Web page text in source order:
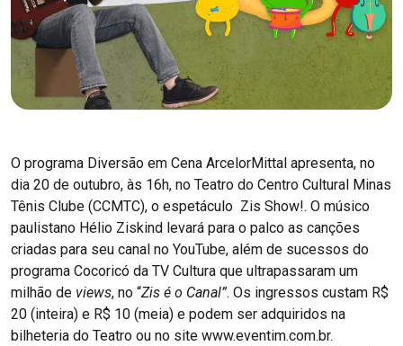
O programa Diversão em Cena ArcelorMittal apresenta, no
dia 20 de outubro, às 16h, no Teatro do Centro Cultural Minas
Tênis Clube (CCMTC), o espetáculo Zis Show!. O músico
paulistano Hélio Ziskind levará para o palco as canções
criadas para seu canal no YouTube, além de sucessos do
programa Cocoricó da TV Cultura que ultrapassaram um
milhão de views, no “Zis é o Canal”. Os ingressos custam R$
20 (inteira) e R$ 10 (meia) e podem ser adquiridos na
bilheteria do Teatro ou no site www.eventim.com.br.